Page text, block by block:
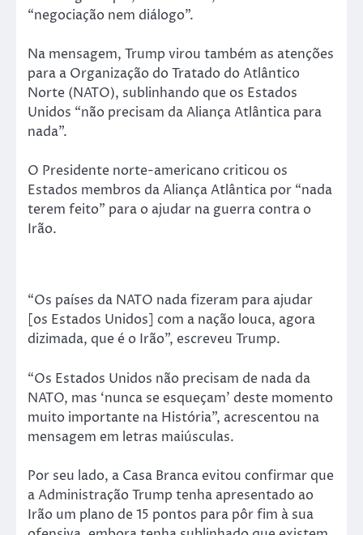
“negociação nem diálogo”.
Na mensagem, Trump virou também as atenções
para a Organização do Tratado do Atlântico
Norte (NATO), sublinhando que os Estados
Unidos “não precisam da Aliança Atlântica para
nada”.
O Presidente norte-americano criticou os
Estados membros da Aliança Atlântica por “nada
terem feito” para o ajudar na guerra contra o
Irão.
“Os países da NATO nada fizeram para ajudar
[os Estados Unidos] com a nação louca, agora
dizimada, que é o Irão”, escreveu Trump.
“Os Estados Unidos não precisam de nada da
NATO, mas ‘nunca se esqueçam’ deste momento
muito importante na História”, acrescentou na
mensagem em letras maiúsculas.
Por seu lado, a Casa Branca evitou confirmar que
a Administração Trump tenha apresentado ao
Irão um plano de 15 pontos para pôr fim à sua